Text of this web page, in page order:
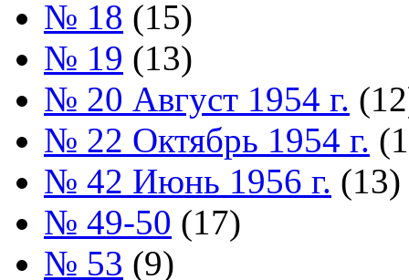
№ 18 (15)
№ 19 (13)
№ 20 Август 1954 г.
№ 22 Октябрь 1954 г.
№ 42 Июнь 1956 г. (13)
№ 49-50 (17)
№ 53 (9)